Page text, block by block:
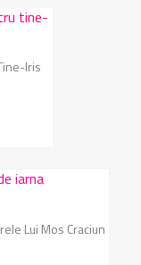
Iris
Lui Mos Craciun